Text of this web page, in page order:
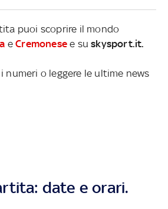
puoi scoprire il mondo
eCremonese e suskysport.it.
o leggere le ultime news
date e orari.